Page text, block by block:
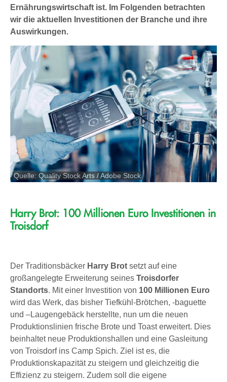
Ernährungswirtschaft ist. Im Folgenden betrachten
wir die aktuellen Investitionen der Branche und ihre
Auswirkungen.
Quelle: Quality Stock Arts / Adobe Stock
Harry Brot: 100 Millionen Euro Investitionen in
Troisdorf
Der Traditionsbäcker Harry Brot setzt auf eine
großangelegte Erweiterung seines Troisdorfer
Standorts. Mit einer Investition von 100 Millionen Euro
wird das Werk, das bisher Tiefkühl-Brötchen, -baguette
und –Laugengebäck herstellte, nun um die neuen
Produktionslinien frische Brote und Toast erweitert. Dies
beinhaltet neue Produktionshallen und eine Gasleitung
von Troisdorf ins Camp Spich. Ziel ist es, die
Produktionskapazität zu steigern und gleichzeitig die
Effizienz zu steigern. Zudem soll die eigene